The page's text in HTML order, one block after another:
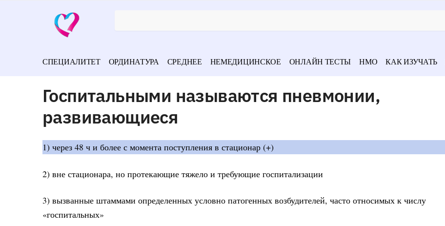
СПЕЦИАЛИТЕТ ОРДИНАТУРА СРЕДНЕЕ НЕМЕДИЦИНСКОЕ ОНЛАЙН ТЕСТЫ НМО КАК ИЗУЧАТЬ
Госпитальными называются пневмонии,
развивающиеся
1) через 48 ч и более с момента поступления в стационар (+)
2) вне стационара, но протекающие тяжело и требующие госпитализации
3) вызванные штаммами определенных условно патогенных возбудителей, часто относимых к числу
«госпитальных»